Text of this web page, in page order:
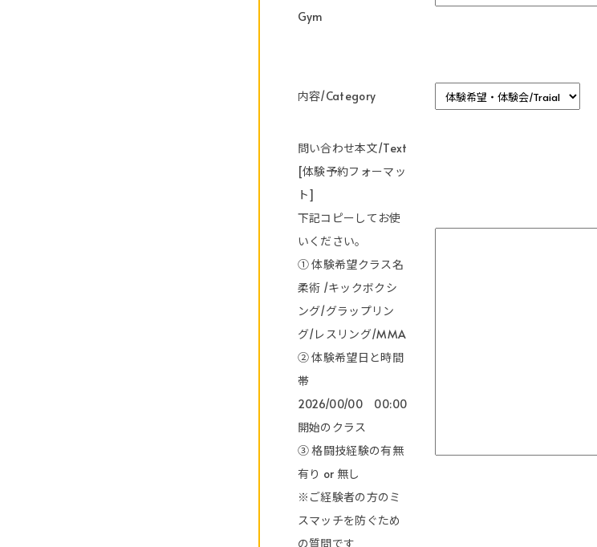
Gym
内容/Category
問い合わせ本文/Text
[体験予約フォーマッ
ト]
下記コピーしてお使
いください。
① 体験希望クラス名
柔術 /キックボクシ
ング/グラップリン
グ/レスリング/MMA
② 体験希望日と時間
帯
2026/00/00 00:00
開始のクラス
③ 格闘技経験の有無
有り or 無し
※ご経験者の方のミ
スマッチを防ぐため
の質問です